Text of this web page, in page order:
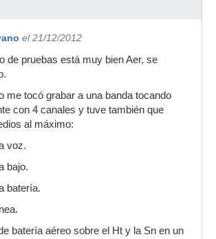
el 21/12/2012
de pruebas está muy bien Aer, se
me tocó grabar a una banda tocando
con 4 canales y tuve también que
al máximo:
voz.
bajo.
batería.
batería aéreo sobre el Ht y la Sn en un